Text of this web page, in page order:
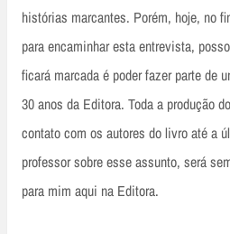
histórias marcantes. Porém, hoje, no
para encaminhar esta entrevista,
ficará marcada é poder fazer parte de
30 anos da Editora. Toda a produção
contato com os autores do livro até a
professor sobre esse assunto, será
para mim aqui na Editora.